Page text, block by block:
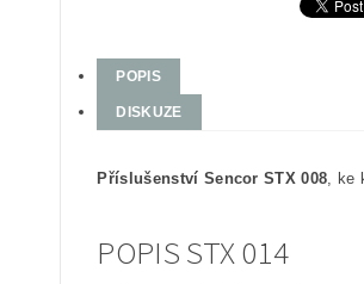
POPIS
DISKUZE
Příslušenství Sencor STX 008, ke
POPIS STX 014